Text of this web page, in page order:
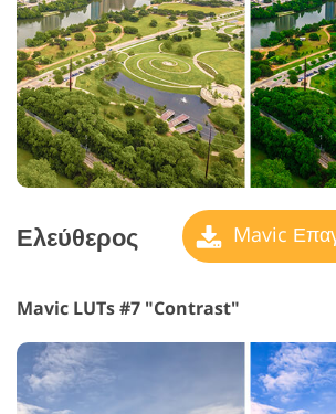
Ελεύθερος Mavic
Mavic LUTs #7 "Contrast"